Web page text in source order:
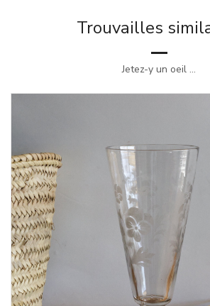
Trouvailles
Jetez-y un oeil ...